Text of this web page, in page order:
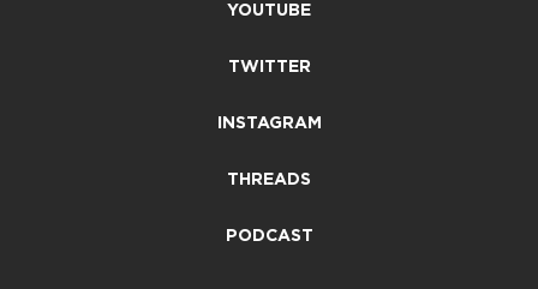
YOUTUBE
TWITTER
INSTAGRAM
THREADS
PODCAST